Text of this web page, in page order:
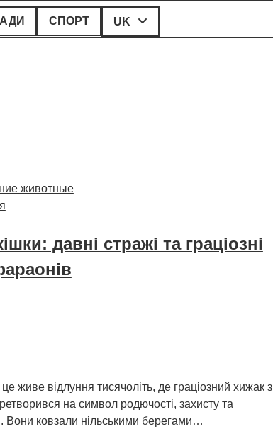
СПОРТ UK
животные
давні стражі та граціозні
живе відлуння тисячоліть, де граціозний хижак з
на символ родючості, захисту та
Вони ковзали нільськими берегами…